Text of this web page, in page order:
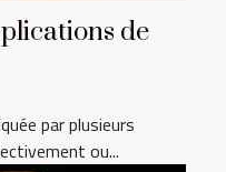
de
par plusieurs
ou...